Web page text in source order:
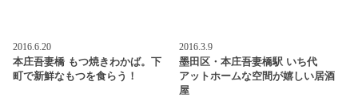
2016.6.20
本庄吾妻橋 もつ焼きわかば。下
町で新鮮なもつを食らう！
2016.3.9
墨田区・本庄吾妻橋駅 いち代
アットホームな空間が嬉しい居酒
屋